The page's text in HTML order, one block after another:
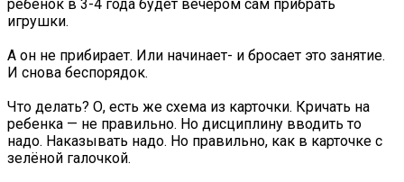
ребенок в 3-4 года будет вечером сам прибрать
игрушки.
А он не прибирает. Или начинает- и бросает это занятие.
И снова беспорядок.
Что делать? О, есть же схема из карточки. Кричать на
ребенка — не правильно. Но дисциплину вводить то
надо. Наказывать надо. Но правильно, как в карточке с
зелёной галочкой.